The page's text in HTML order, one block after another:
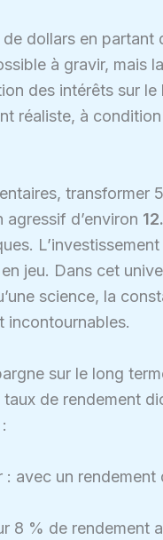
dollars en
à gravir, mais
des intérêts sur le
réaliste, à
transformer
agressif d’environ
jeu. Dans cet
science, la
incontournables.
sur le long
de rendement
avec un
8 % de rendement